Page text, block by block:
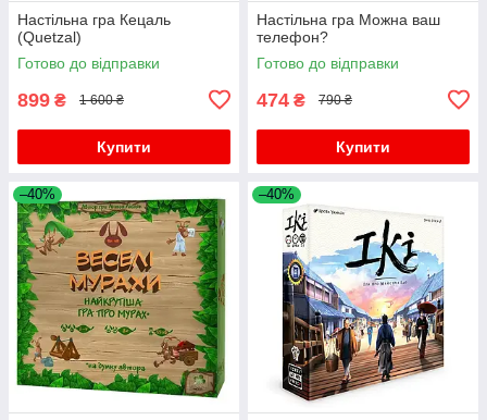
Настільна гра Кецаль
(Quetzal)
Готово до відправки
899 ₴ 1 600 ₴
Купити
Настільна гра Можна ваш
телефон?
Готово до відправки
474 ₴ 790 ₴
Купити
–40% –40%